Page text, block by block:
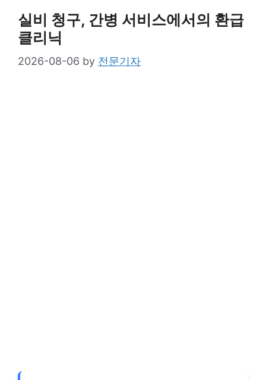
실비 청구, 간병 서비스에서의 환급
클리닉
2026-08-06 by 전문기자